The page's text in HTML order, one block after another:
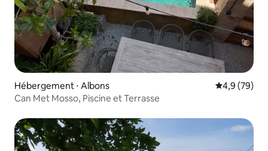
Hébergement ⋅ Albons Évaluation
4,9 (79)
Can Met Mosso, Piscine et Terrasse